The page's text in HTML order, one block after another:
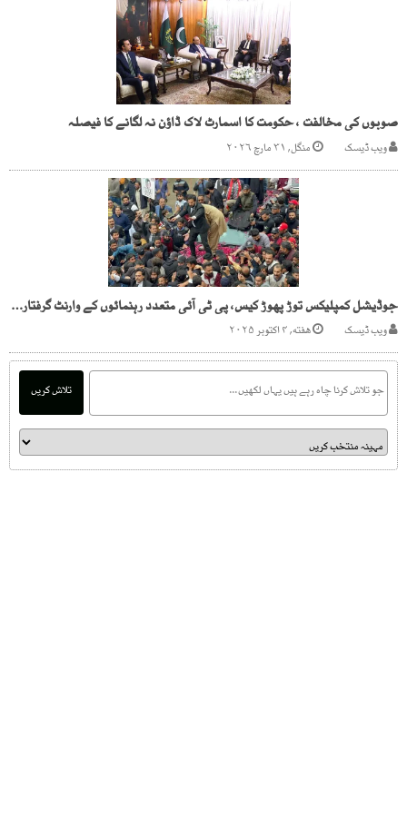
صوبوں کی مخالفت ، حکومت کا اسمارٹ لاک ڈاؤن نہ لگانے کا فیصلہ
ویب ڈیسک منگل, ۳۱ مارچ ۲۰۲۶
جوڈیشل کمپلیکس توڑ پھوڑ کیس، پی ٹی آئی متعدد رہنمائوں کے وارنٹ گرفتاری جاری
ویب ڈیسک هفته, ۴ اکتوبر ۲۰۲۵
تلاش کریں